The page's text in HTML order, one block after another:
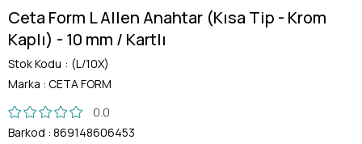
Ceta Form L Allen Anahtar (Kısa Tip - Krom
Kaplı) - 10 mm / Kartlı
Stok Kodu
(L/10X)
Marka : CETA FORM
0.0
Barkod : 869148606453